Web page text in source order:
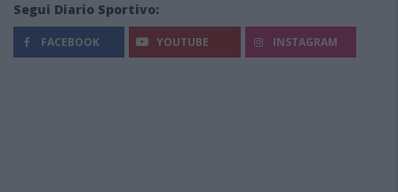
Segui Diario Sportivo:
FACEBOOK YOUTUBE INSTAGRAM